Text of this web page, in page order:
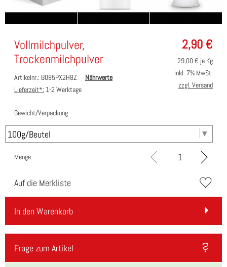
2,90 €
Vollmilchpulver,
Trockenmilchpulver
Artikelnr.: B085PX2H8Z
Nährwerte
Lieferzeit*: 1-2 Werktage
29,00€ je Kg
inkl. 7% MwSt.
zzgl. Versand
Gewicht/Verpackung
Menge:
Auf die Merkliste
In den Warenkorb
Frage zum Artikel